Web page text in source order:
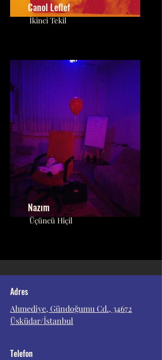
Canol Leflef
​İkinci Tekil
Nazım
​Üçüncü Hiçil
Adres
​Ahmediye, Gündoğumu Cd., 34672
Üsküdar/İstanbul
Telefon